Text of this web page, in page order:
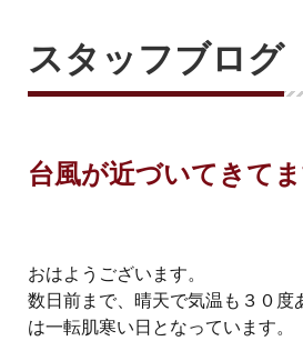
スタッフブログ
台風が近づいてきて
おはようございます。
数日前まで、晴天で気温も３０度
は一転肌寒い日となっています。